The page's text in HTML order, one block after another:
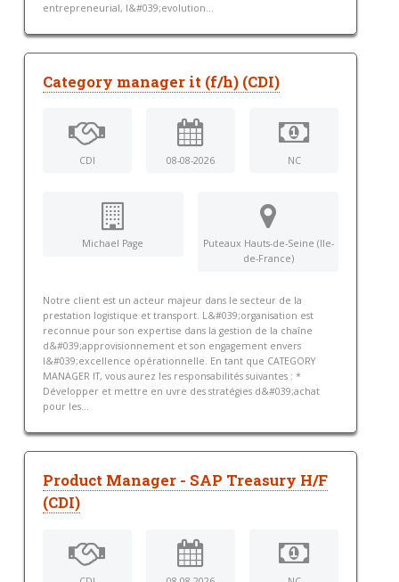
entrepreneurial, l&#039;evolution...
Category manager it (f/h) (CDI)
CDI 08-08-2026 NC
Michael Page
Puteaux Hauts-de-Seine (Ile-
de-France)
Notre client est un acteur majeur dans le secteur de la
prestation logistique et transport. L&#039;organisation est
reconnue pour son expertise dans la gestion de la chaîne
d&#039;approvisionnement et son engagement envers
l&#039;excellence opérationnelle. En tant que CATEGORY
MANAGER IT, vous aurez les responsabilités suivantes : *
Développer et mettre en uvre des stratégies d&#039;achat
pour les...
Product Manager - SAP Treasury H/F
(CDI)